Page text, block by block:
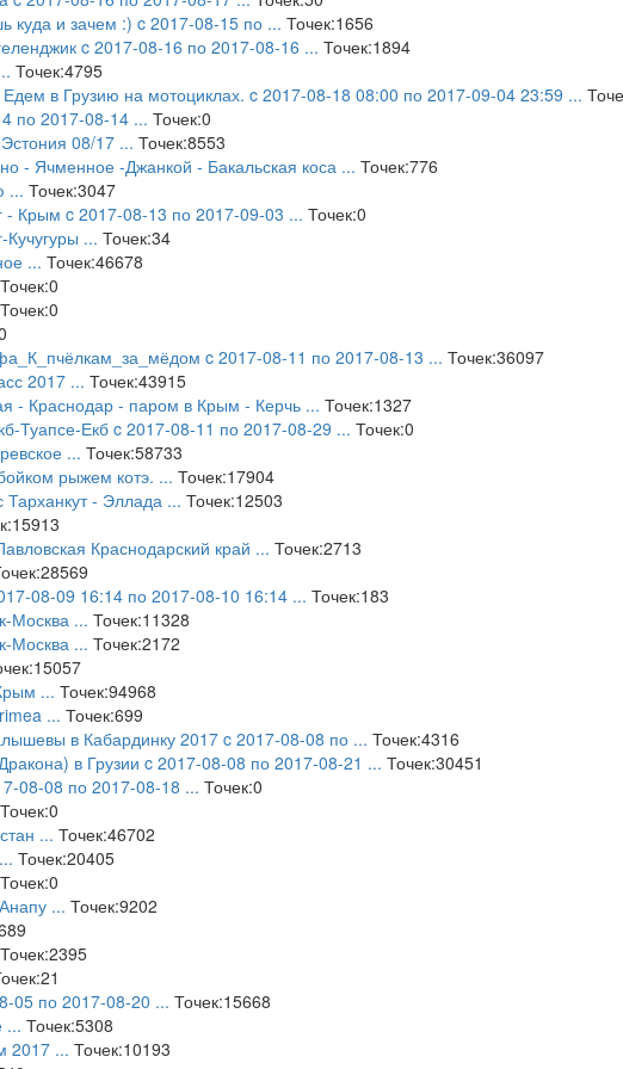
куда и зачем :) c 2017-08-15 по ... Точек:1656
c 2017-08-16 по 2017-08-16 ... Точек:1894
Точек:4795
в Грузию на мотоциклах. c 2017-08-18 08:00 по 2017-09-04 23:59 ...
по 2017-08-14 ... Точек:0
08/17 ... Точек:8553
- Ячменное -Джанкой - Бакальская коса ... Точек:776
... Точек:3047
- Крым c 2017-08-13 по 2017-09-03 ... Точек:0
... Точек:34
... Точек:46678
Точек:0
Точек:0
c 2017-08-11 по 2017-08-13 ... Точек:36097
2017 ... Точек:43915
- Краснодар - паром в Крым - Керчь ... Точек:1327
Туапсе-Екб c 2017-08-11 по 2017-08-29 ... Точек:0
... Точек:58733
рыжем котэ. ... Точек:17904
- Эллада ... Точек:12503
Краснодарский край ... Точек:2713
08-09 16:14 по 2017-08-10 16:14 ... Точек:183
Москва ... Точек:11328
Москва ... Точек:2172
... Точек:94968
... Точек:699
в Кабардинку 2017 c 2017-08-08 по ... Точек:4316
в Грузии c 2017-08-08 по 2017-08-21 ... Точек:30451
08-08 по 2017-08-18 ... Точек:0
Точек:0
... Точек:46702
... Точек:20405
Точек:0
... Точек:9202
Точек:2395
05 по 2017-08-20 ... Точек:15668
... Точек:5308
2017 ... Точек:10193